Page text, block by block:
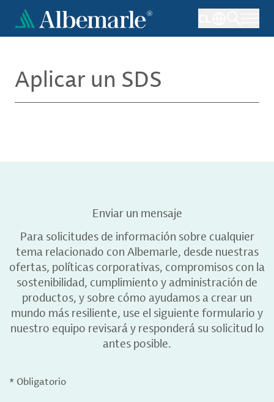
Pasar
contenido
Aplicar un SDS
Enviar un mensaje
Para solicitudes de información sobre cualquier
tema relacionado con Albemarle, desde nuestras
ofertas, políticas corporativas, compromisos con la
sostenibilidad, cumplimiento y administración de
productos, y sobre cómo ayudamos a crear un
mundo más resiliente, use el siguiente formulario y
nuestro equipo revisará y responderá su solicitud lo
antes posible.
* Obligatorio